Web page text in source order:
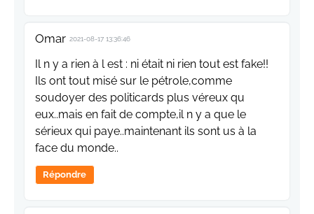
Omar 2021-08-17 13:36:46
Il n y a rien à l est : ni était ni rien tout est fake!!
Ils ont tout misé sur le pétrole,comme
soudoyer des politicards plus véreux qu
eux..mais en fait de compte,il n y a que le
sérieux qui paye..maintenant ils sont us à la
face du monde..
Répondre